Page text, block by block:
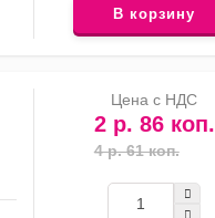
В корзину
Цена с НДС
2 р. 86 коп.
4 р. 61 коп.